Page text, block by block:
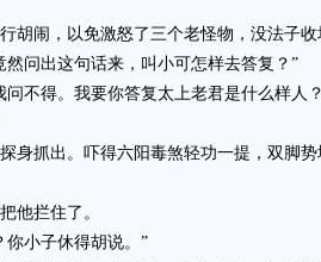
闹，以免激怒了三个老怪物，没法子收
问出这句话来，叫小可怎样去答复？”
得。我要你答复太上老君是什么样人？
抓出。吓得六阳毒煞轻功一提，双脚势
他拦住了。
小子休得胡说。”